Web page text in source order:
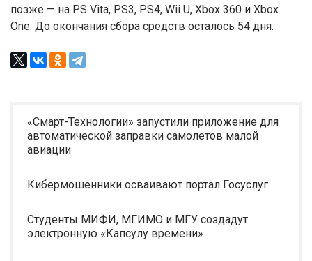
позже — на PS Vita, PS3, PS4, Wii U, Xbox 360 и Xbox
One. До окончания сбора средств осталось 54 дня.
«Смарт-Технологии» запустили приложение для
автоматической заправки самолетов малой
авиации
Кибермошенники осваивают портал Госуслуг
Студенты МИФИ, МГИМО и МГУ создадут
электронную «Капсулу времени»